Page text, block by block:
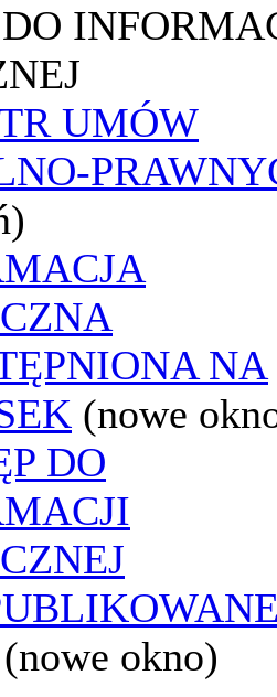
UMÓW
NA
(nowe
DO
(nowe okno)